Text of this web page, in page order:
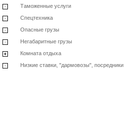
Таможенные услуги
Спецтехника
Опасные грузы
Негабаритные грузы
Комната отдыха
Низкие ставки, "дармовозы", посредники